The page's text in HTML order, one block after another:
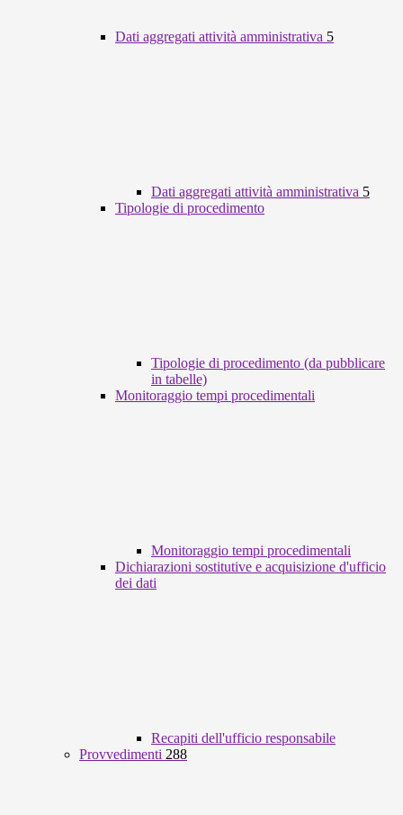
Dati aggregati attività amministrativa 5
Dati aggregati attività amministrativa 5
Tipologie di procedimento
Tipologie di procedimento (da pubblicare
in tabelle)
Monitoraggio tempi procedimentali
Monitoraggio tempi procedimentali
Dichiarazioni sostitutive e acquisizione d'ufficio
dei dati
Recapiti dell'ufficio responsabile
Provvedimenti 288